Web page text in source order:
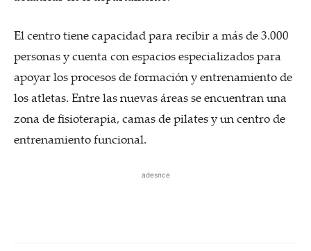
El centro tiene capacidad para recibir a más de 3.000
personas y cuenta con espacios especializados para
apoyar los procesos de formación y entrenamiento de
los atletas. Entre las nuevas áreas se encuentran una
zona de fisioterapia, camas de pilates y un centro de
entrenamiento funcional.
adesnce